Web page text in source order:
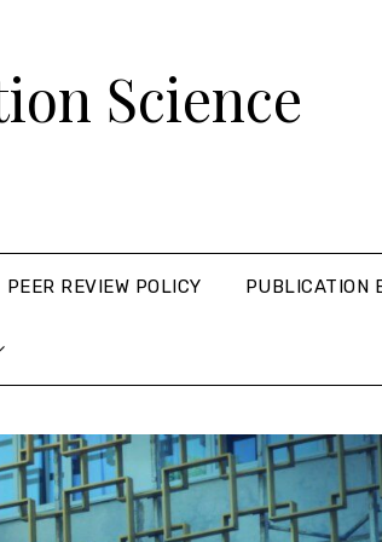
Science
PEER REVIEW POLICY PUBLICATION